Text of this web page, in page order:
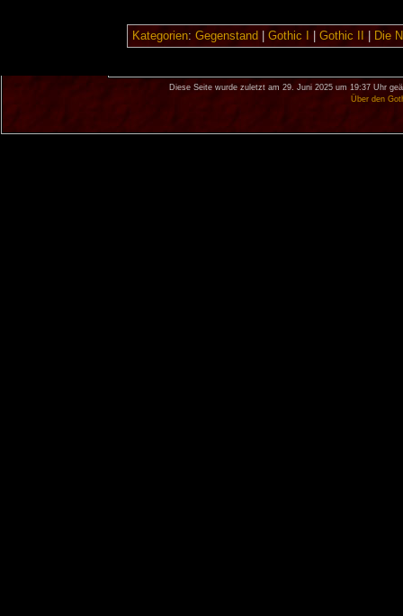
Kategorien: Gegenstand Gothic I Gothic II Die
Diese Seite wurde zuletzt am 29. Juni 2025 um 19:37 Uhr
Über den